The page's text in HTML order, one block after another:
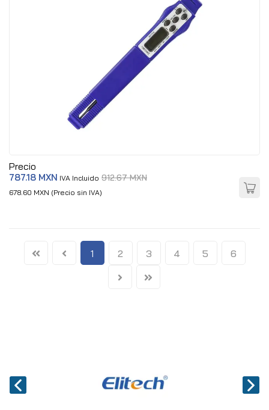
Precio
787.18 MXN IVA Incluido 912.67 MXN
678.60 MXN (Precio sin IVA)
1 2 3 4 5 6